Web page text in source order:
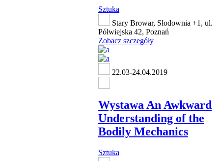
Sztuka
Stary Browar, Słodownia +1, ul.
Półwiejska 42, Poznań
Zobacz szczegóły
22.03-24.04.2019
Wystawa An Awkward
Understanding of the
Bodily Mechanics
Sztuka